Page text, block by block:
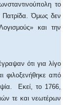
το
Πατρίδα. Όμως δεν
και την
ότι για λίγο
φιλοξενήθηκε από
Εκεί, το 1766,
τε και νεωτέρων